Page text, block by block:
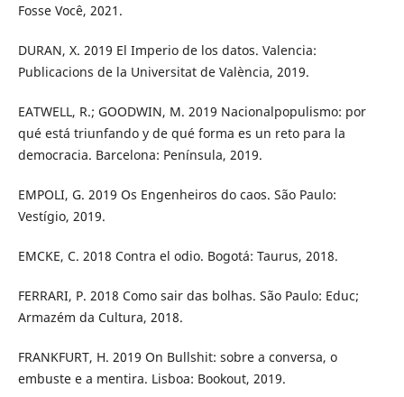
Fosse Você, 2021.
DURAN, X. 2019 El Imperio de los datos. Valencia:
Publicacions de la Universitat de València, 2019.
EATWELL, R.; GOODWIN, M. 2019 Nacionalpopulismo: por
qué está triunfando y de qué forma es un reto para la
democracia. Barcelona: Península, 2019.
EMPOLI, G. 2019 Os Engenheiros do caos. São Paulo:
Vestígio, 2019.
EMCKE, C. 2018 Contra el odio. Bogotá: Taurus, 2018.
FERRARI, P. 2018 Como sair das bolhas. São Paulo: Educ;
Armazém da Cultura, 2018.
FRANKFURT, H. 2019 On Bullshit: sobre a conversa, o
embuste e a mentira. Lisboa: Bookout, 2019.